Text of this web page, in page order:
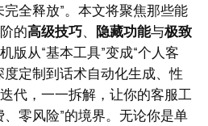
全释放”。本文将聚焦那些能
的高级技巧、 隐藏功能与极致
版从“基本工具”变成“个人客
定制到话术自动化生成、性
代，一一拆解，让你的客服工
零风险”的境界。无论你是单